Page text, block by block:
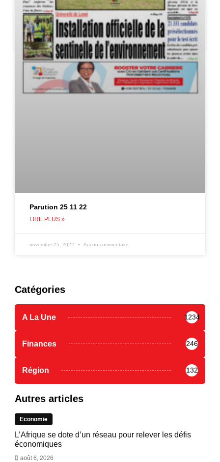
Parution 25 11 22
LIRE PLUS »
novembre 25, 2022 Aucun commentaire
Catégories
A La Une 1234
Finances 246
Région 132
Autres articles
Economie
L’Afrique se dote d’un réseau pour relever les défis
économiques
août 6, 2026